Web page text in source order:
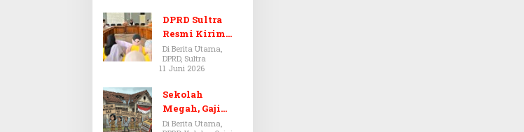
Pendidikan
DPRD Sultra
Resmi Kirim
Aspirasi Tolak
Peraturan
BPOM No. 5
Tahun 2026 ke
Komisi IX DPR
Di Berita Utama,
DPRD, Sultra
11 Juni 2026
Sekolah
Megah, Gaji
Guru Berdarah-
Di Berita Utama,